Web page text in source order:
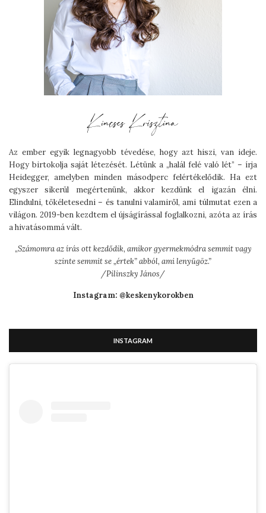
Az ember egyik legnagyobb tévedése, hogy azt hiszi, van ideje.
Hogy birtokolja saját létezését. Létünk a „halál felé való lét” – írja
Heidegger, amelyben minden másodperc felértékelődik. Ha ezt
egyszer sikerül megértenünk, akkor kezdünk el igazán élni.
Elindulni, tökéletesedni – és tanulni valamiről, ami túlmutat ezen a
világon. 2019-ben kezdtem el újságírással foglalkozni, azóta az írás
a hivatásommá vált.
„Számomra az írás ott kezdődik, amikor gyermekmódra semmit vagy
szinte semmit se „értek” abból, ami lenyűgöz.”
/Pilinszky János/
Instagram: @keskenykorokben
INSTAGRAM